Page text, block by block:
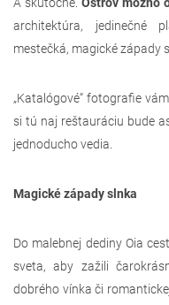
architektúra, jedinečné
mestečká, magické západy
„Katalógové“ fotografie
si tú naj reštauráciu bude
jednoducho vedia.
Magické západy slnka
Do malebnej dediny Oia
sveta, aby zažili
dobrého vínka či